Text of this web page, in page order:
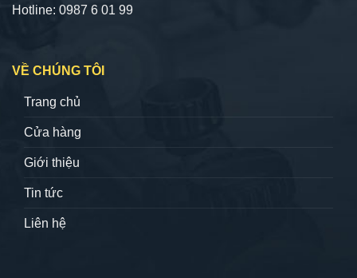
Hotline: 0987 6 01 99
VỀ CHÚNG TÔI
Trang chủ
Cửa hàng
Giới thiệu
Tin tức
Liên hệ